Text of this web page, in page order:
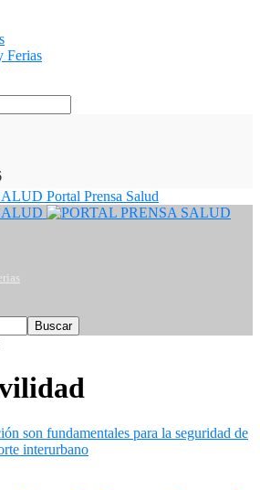
Ferias
Portal Prensa Salud